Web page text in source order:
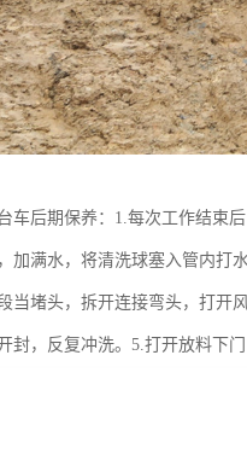
车后期保养：1.每次工作结束
加满水，将清洗球塞入管内打
当堵头，拆开连接弯头，打开
封，反复冲洗。5.打开放料下